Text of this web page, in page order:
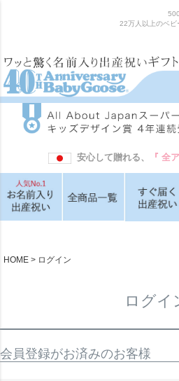
22万人以上のベ
安心して贈れる、 『 全
HOME ログイン
ログイ
会員登録がお済みのお客様